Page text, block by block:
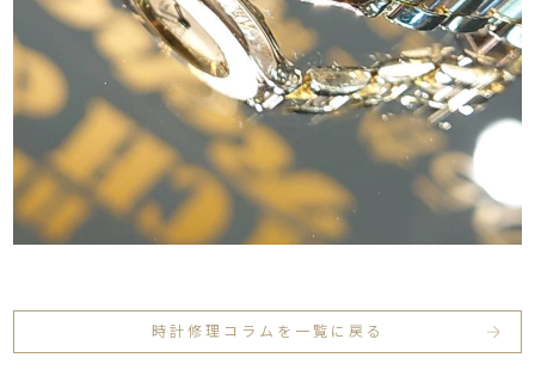
時計修理コラムを一覧に戻る